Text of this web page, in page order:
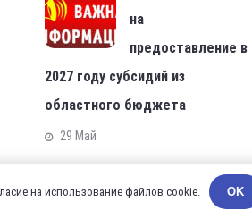
на
предоставление в
2027 году субсидий из
областного бюджета
29 Май
на использование файлов cookie. OK